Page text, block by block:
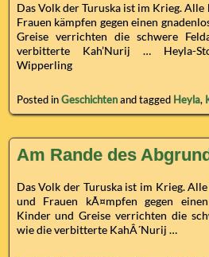
Das Volk der Turuska ist im Krieg.
Frauen kämpfen gegen einen
Greise verrichten die schwere
verbitterte Kah’Nurij … Heyla-
Wipperling
Posted inGeschichtenand tagged Heyla,
Am Rande des
Das Volk der Turuska ist im Krieg.
und Frauen kÃ¤mpfen gegen
Kinder und Greise verrichten die
wie die verbitterte KahÂ´Nurij …